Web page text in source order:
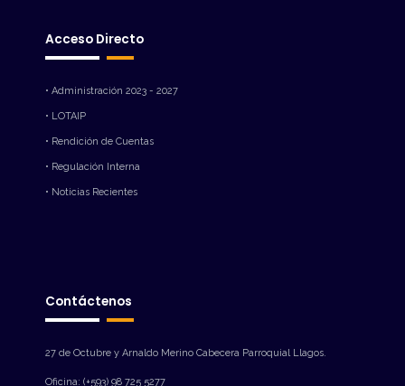
Acceso Directo
• Administración 2023 - 2027
• LOTAIP
• Rendición de Cuentas
• Regulación Interna
• Noticias Recientes
Contáctenos
27 de Octubre y Arnaldo Merino Cabecera Parroquial Llagos.
Oficina: (+593) 98 725 5277